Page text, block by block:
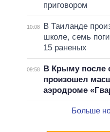
приговором
10:08
В Таиланде
школе, семь
15 раненых
09:58
В Крыму после
произошел
аэродроме
Больше